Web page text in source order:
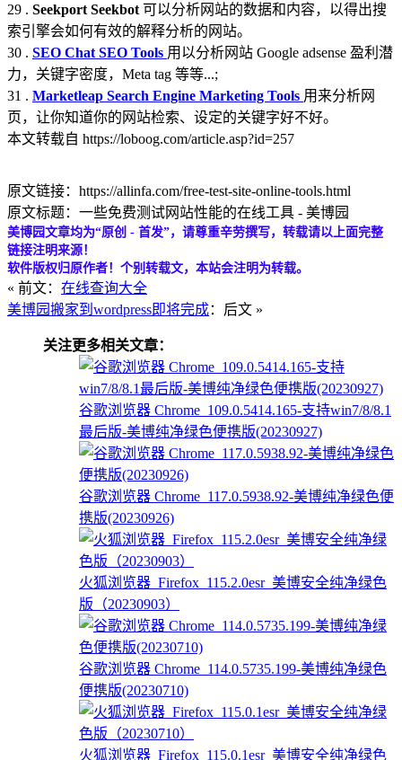
29 . Seekport Seekbot 可以分析网站的数据和内容，以得出搜
索引擎会如何有效的解释分析的网站。
30 . SEO Chat SEO Tools 用以分析网站 Google adsense 盈利潜
力，关键字密度，Meta tag 等等...;
31 . Marketleap Search Engine Marketing Tools 用来分析网
页，让你知道你的网站检索、设定的关键字好不好。
本文转载自 https://loboog.com/article.asp?id=257
原文链接：https://allinfa.com/free-test-site-online-tools.html
原文标题：一些免费测试网站性能的在线工具 - 美博园
美博园文章均为“原创 - 首发”，请尊重辛劳撰写，转载请以上面完整
链接注明来源！
软件版权归原作者！个别转载文，本站会注明为转载。
« 前文： 在线查询大全
美博园搬家到wordpress即将完成：后文 »
关注更多相关文章：
谷歌浏览器 Chrome_109.0.5414.165-支持win7/8/8.1
最后版-美博纯净绿色便携版(20230927)
谷歌浏览器 Chrome_117.0.5938.92-美博纯净绿色便
携版(20230926)
火狐浏览器_Firefox_115.2.0esr_美博安全纯净绿色
版（20230903）
谷歌浏览器 Chrome_114.0.5735.199-美博纯净绿色
便携版(20230710)
火狐浏览器_Firefox_115.0.1esr_美博安全纯净绿色